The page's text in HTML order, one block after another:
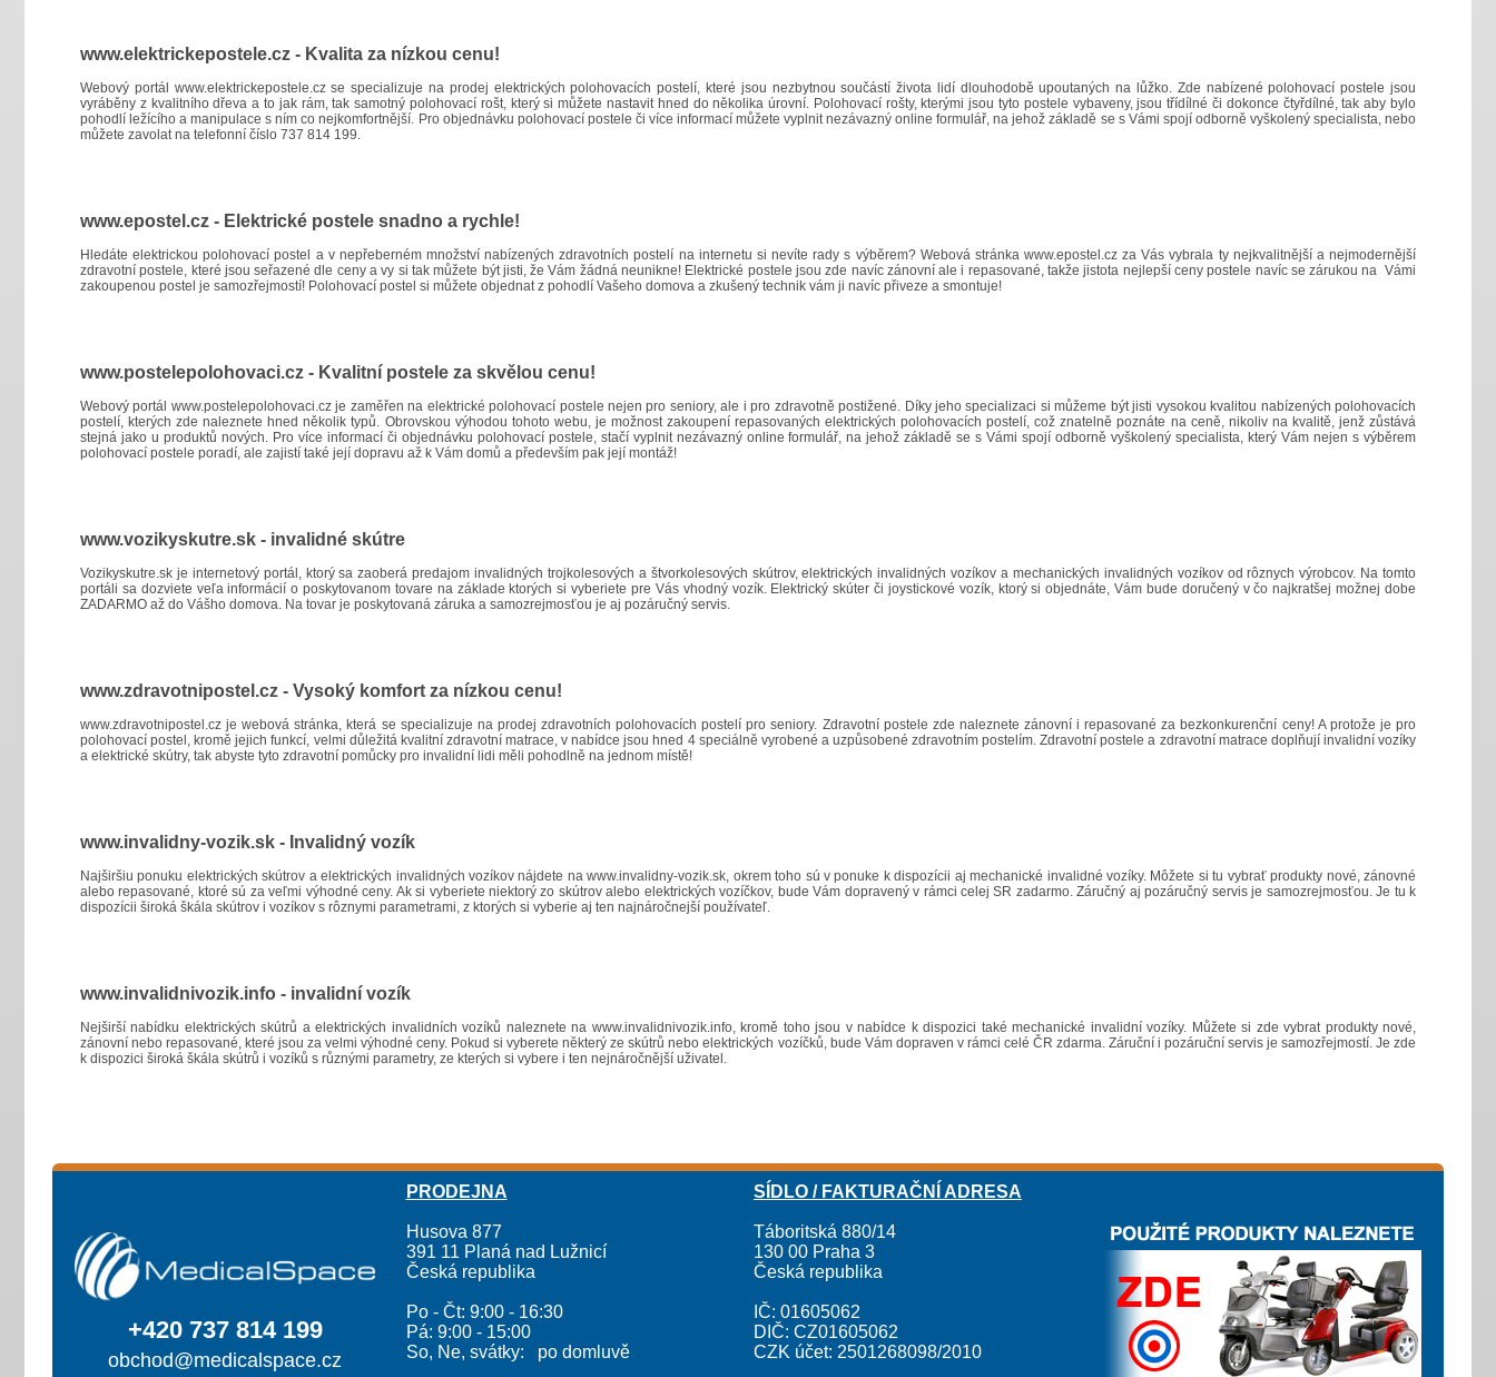
www.elektrickepostele.cz - Kvalita za nízkou cenu!
Webový portál www.elektrickepostele.czse specializuje na prodej elektrických polohovacích postelí, které jsou nezbytnou součástí života lidí dlouhodobě upoutaných na lůžko. Zde nabízené polohovací postele jsou
vyráběny z kvalitního dřeva a to jak rám, tak samotný polohovací rošt, který si můžete nastavit hned do několika úrovní. Polohovací rošty, kterými jsou tyto postele vybaveny, jsou třídílné či dokonce čtyřdílné, tak aby bylo
pohodlí ležícího a manipulace s ním co nejkomfortnější. Pro objednávku polohovací postele či více informací můžete vyplnit nezávazný online formulář, na jehož základě se s Vámi spojí odborně vyškolený specialista, nebo
můžete zavolat na telefonní číslo 737 814 199.
www.epostel.cz - Elektrické postele snadno a rychle!
Hledáte elektrickou polohovací postel a v nepřeberném množství nabízených zdravotních postelí na internetu si nevíte rady s výběrem? Webová stránka www.epostel.czza Vás vybrala ty nejkvalitnější a nejmodernější
zdravotní postele, které jsou seřazené dle ceny a vy si tak můžete být jisti, že Vám žádná neunikne! Elektrické postele jsou zde navíc zánovní ale i repasované, takže jistota nejlepší ceny postele navíc se zárukou na Vámi
zakoupenou postel je samozřejmostí! Polohovací postel si můžete objednat z pohodlí Vašeho domova a zkušený technik vám ji navíc přiveze a smontuje!
www.postelepolohovaci.cz - Kvalitní postele za skvělou cenu!
Webový portál www.postelepolohovaci.czje zaměřen na elektrické polohovací postele nejen pro seniory, ale i pro zdravotně postižené. Díky jeho specializaci si můžeme být jisti vysokou kvalitou nabízených polohovacích
postelí, kterých zde naleznete hned několik typů. Obrovskou výhodou tohoto webu, je možnost zakoupení repasovaných elektrických polohovacích postelí, což znatelně poznáte na ceně, nikoliv na kvalitě, jenž zůstává
stejná jako u produktů nových. Pro více informací či objednávku polohovací postele, stačí vyplnit nezávazný online formulář, na jehož základě se s Vámi spojí odborně vyškolený specialista, který Vám nejen s výběrem
polohovací postele poradí, ale zajistí také její dopravu až k Vám domů a především pak její montáž!
www.vozikyskutre.sk - invalidné skútre
Vozikyskutre.sk je internetový portál, ktorý sa zaoberá predajom invalidných trojkolesových a štvorkolesových skútrov, elektrických invalidných vozíkov a mechanických invalidných vozíkov od rôznych výrobcov. Na tomto
portáli sa dozviete veľa informácií o poskytovanom tovare na základe ktorých si vyberiete pre Vás vhodný vozík. Elektrický skúter či joystickové vozík, ktorý si objednáte, Vám bude doručený v čo najkratšej možnej dobe
ZADARMO až do Vášho domova. Na tovar je poskytovaná záruka a samozrejmosťou je aj pozáručný servis.
www.zdravotnipostel.cz - Vysoký komfort za nízkou cenu!
www.zdravotnipostel.czje webová stránka, která se specializuje na prodej zdravotních polohovacích postelí pro seniory. Zdravotní postele zde naleznete zánovní i repasované za bezkonkurenční ceny! A protože je pro
polohovací postel, kromě jejich funkcí, velmi důležitá kvalitní zdravotní matrace, v nabídce jsou hned 4 speciálně vyrobené a uzpůsobené zdravotním postelím. Zdravotní postele a zdravotní matrace doplňují invalidní vozíky
a elektrické skútry, tak abyste tyto zdravotní pomůcky pro invalidní lidi měli pohodlně na jednom místě!
www.invalidny-vozik.sk - Invalidný vozík
Najširšiu ponuku elektrických skútrov a elektrických invalidných vozíkov nájdete nawww.invalidny-vozik.sk, okrem toho sú v ponuke k dispozícii aj mechanické invalidné vozíky. Môžete si tu vybrať produkty nové, zánovné
alebo repasované, ktoré sú za veľmi výhodné ceny. Ak si vyberiete niektorý zo skútrov alebo elektrických vozíčkov, bude Vám dopravený v rámci celej SR zadarmo. Záručný aj pozáručný servis je samozrejmosťou. Je tu k
dispozícii široká škála skútrov i vozíkov s rôznymi parametrami, z ktorých si vyberie aj ten najnáročnejší používateľ.
www.invalidnivozik.info - invalidní vozík
Nejširší nabídku elektrických skútrů a elektrických invalidních vozíků naleznete na www.invalidnivozik.info, kromě toho jsou v nabídce k dispozici také mechanické invalidní vozíky. Můžete si zde vybrat produkty nové,
zánovní nebo repasované, které jsou za velmi výhodné ceny. Pokud si vyberete některý ze skútrů nebo elektrických vozíčků, bude Vám dopraven v rámci celé ČR zdarma. Záruční i pozáruční servis je samozřejmostí. Je zde
k dispozici široká škála skútrů i vozíků s různými parametry, ze kterých si vybere i ten nejnáročnější uživatel.
+420 737 814 199
obchod@medicalspace.cz
PRODEJNA
Husova 877
391 11 Planá nad Lužnicí
Česká republika
Po - Čt: 9:00 - 16:30
Pá: 9:00 - 15:00
So, Ne, svátky: po domluvě
SÍDLO / FAKTURAČNÍ ADRESA
Táboritská 880/14
130 00 Praha 3
Česká republika
IČ: 01605062
DIČ: CZ01605062
CZK účet: 2501268098/2010